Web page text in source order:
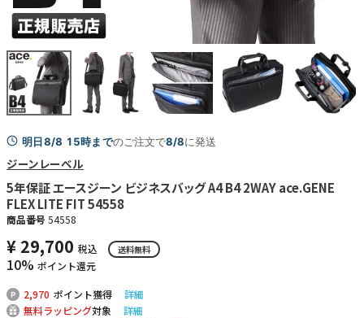
明日8/8 15時までのご注文で8/8に発送
ジーンレーベル
5年保証 エースジーン ビジネスバッグ A4 B4 2WAY ace.GENE
FLEX LITE FIT 54558
商品番号 54558
¥ 29,700 税込 送料無料
10% ポイント還元
2,970 ポイント獲得
詳細
無料ラッピング対象
詳細